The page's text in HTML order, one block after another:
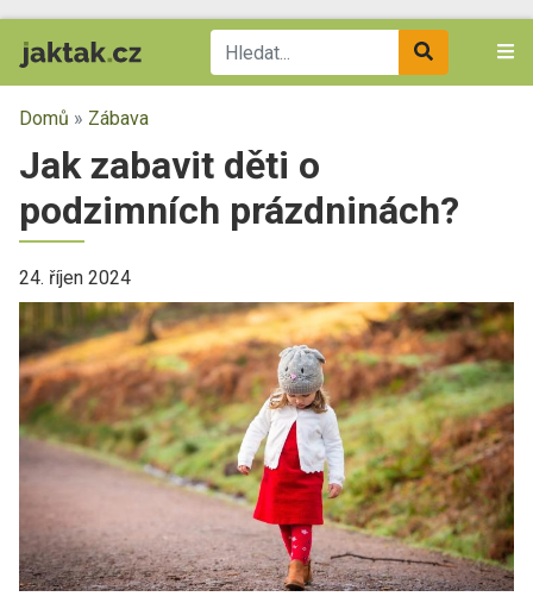
Domů » Zábava
Jak zabavit děti o
podzimních prázdninách?
24. říjen 2024